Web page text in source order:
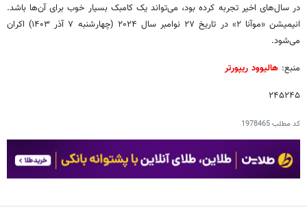
در سال‌های اخیر تجربه کرده بود، می‌تواند یک کامبک بسیار خوب برای آن‌ها باشد.
انیمیشن «موآنا ۲» در تاریخ ۲۷ نوامبر سال ۲۰۲۴ (چهارشنبه ۷ آذر ۱۴۰۳) اکران
می‌شود.
منبع: هالیوود ریپورتر
۲۴۵۲۴۵
کد مطلب1978465